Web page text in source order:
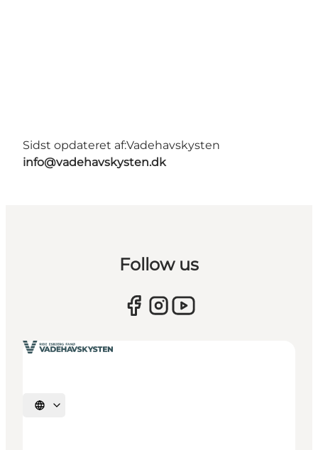
Sidst opdateret af:Vadehavskysten
info@vadehavskysten.dk
Follow us
Vælg sprog